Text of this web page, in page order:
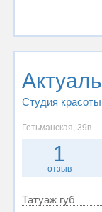
Актуаль
Студия красоты
Гетьманская, 39в
1
отзыв
Татуаж губ